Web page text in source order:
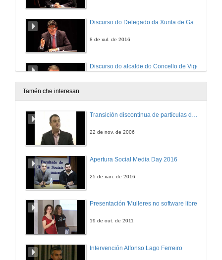
8 de xul. de 2016
Discurso do alcalde do Concello de Vigo
8 de xul. de 2016
Clausura do acto
Tamén che interesan
Transición discontinua de partículas de microgel termosensible
22 de nov. de 2006
Apertura Social Media Day 2016
25 de xan. de 2016
Presentación 'Mulleres no software libre'
19 de out. de 2011
Intervención Alfonso Lago Ferreiro